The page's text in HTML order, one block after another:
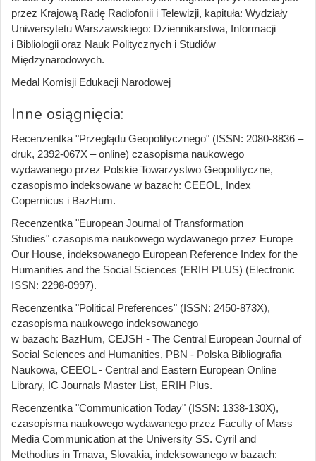
przez Krajową Radę Radiofonii i Telewizji, kapituła: Wydziały
Uniwersytetu Warszawskiego: Dziennikarstwa, Informacji
i Bibliologii oraz Nauk Politycznych i Studiów
Międzynarodowych.
Medal Komisji Edukacji Narodowej
Inne osiągnięcia:
Recenzentka "Przeglądu Geopolitycznego" (ISSN: 2080-8836 –
druk, 2392-067X – online) czasopisma naukowego
wydawanego przez Polskie Towarzystwo Geopolityczne,
czasopismo indeksowane w bazach: CEEOL, Index
Copernicus i BazHum.
Recenzentka "European Journal of Transformation
Studies" czasopisma naukowego wydawanego przez Europe
Our House, indeksowanego European Reference Index for the
Humanities and the Social Sciences (ERIH PLUS) (Electronic
ISSN: 2298-0997).
Recenzentka "Political Preferences" (ISSN: 2450-873X),
czasopisma naukowego indeksowanego
w bazach: BazHum, CEJSH - The Central European Journal of
Social Sciences and Humanities, PBN - Polska Bibliografia
Naukowa, CEEOL - Central and Eastern European Online
Library, IC Journals Master List, ERIH Plus.
Recenzentka "Communication Today" (ISSN: 1338-130X),
czasopisma naukowego wydawanego przez Faculty of Mass
Media Communication at the University SS. Cyril and
Methodius in Trnava, Slovakia, indeksowanego w bazach: